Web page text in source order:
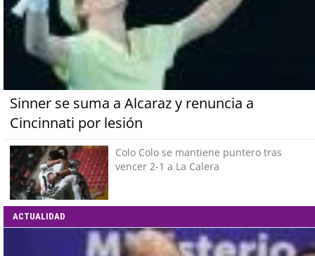
Sinner se suma a Alcaraz y renuncia a
Cincinnati por lesión
Colo Colo se mantiene puntero tras
vencer 2-1 a La Calera
ACTUALIDAD